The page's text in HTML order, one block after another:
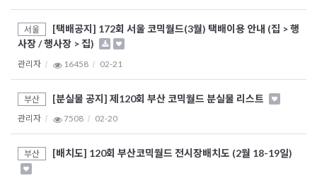
서울
[택배공지] 172회 서울 코믹월드(3월) 택배이용 안내 (집 > 행
사장 / 행사장 > 집)
관리자 16458 02-21
부산 [분실물 공지] 제120회 부산 코믹월드 분실물 리스트
관리자 7508 02-20
부산 [배치도] 120회 부산코믹월드 전시장배치도 (2월 18-19일)